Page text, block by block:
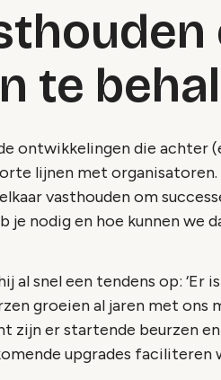
te
ontwikkelingen die achter
lijnen met organisatoren.
vasthouden om
nodig en hoe kunnen we
al snel een tendens op: ‘Er
groeien al jaren met ons
zijn er startende beurzen
upgrades faciliteren